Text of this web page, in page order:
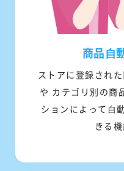
商品⾃
ストアに登録され
や カテゴリ別の商
ションによって⾃
きる機